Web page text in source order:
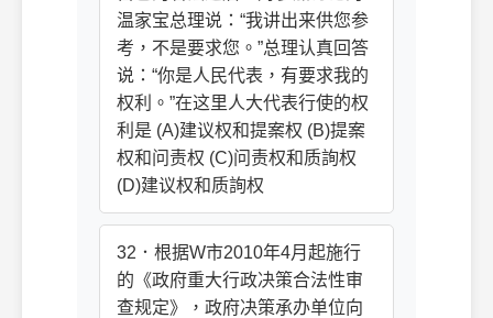
温家宝总理说：“我讲出来供您参
考，不是要求您。”总理认真回答
说：“你是人民代表，有要求我的
权利。”在这里人大代表行使的权
利是 (A)建议权和提案权 (B)提案
权和问责权 (C)问责权和质詢权
(D)建议权和质詢权
32．根据W市2010年4月起施行
的《政府重大行政决策合法性审
查规定》，政府决策承办单位向